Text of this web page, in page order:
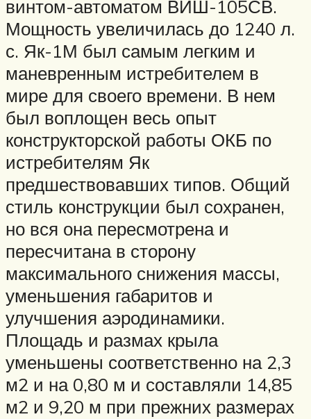
винтом-автоматом ВИШ-105СВ.
Мощность увеличилась до 1240 л.
с. Як-1М был самым легким и
маневренным истребителем в
мире для своего времени. В нем
был воплощен весь опыт
конструкторской работы ОКБ по
истребителям Як
предшествовавших типов. Общий
стиль конструкции был сохранен,
но вся она пересмотрена и
пересчитана в сторону
максимального снижения массы,
уменьшения габаритов и
улучшения аэродинамики.
Площадь и размах крыла
уменьшены соответственно на 2,3
м2 и на 0,80 м и составляли 14,85
м2 и 9,20 м при прежних размерах